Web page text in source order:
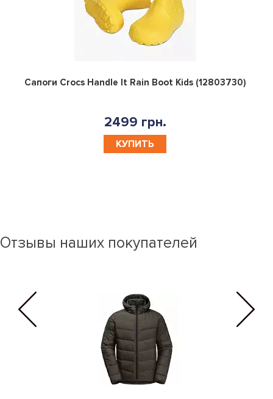
0
Сапоги Crocs Handle It Rain Boot Kids (12803730)
2499 грн.
КУПИТЬ
Отзывы наших покупателей